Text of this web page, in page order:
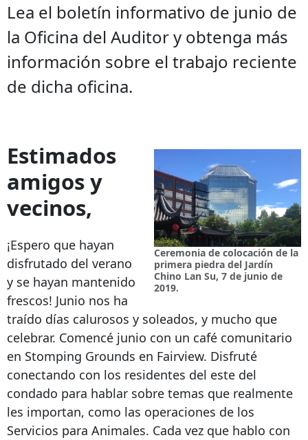
Lea el boletín informativo de junio de
la Oficina del Auditor y obtenga más
información sobre el trabajo reciente
de dicha oficina.
Ceremonia de colocación de la
primera piedra del Jardín
Chino Lan Su, 7 de junio de
2019.
Estimados
amigos y
vecinos,
¡Espero que hayan
disfrutado del verano
y se hayan mantenido
frescos! Junio ​​nos ha
traído días calurosos y soleados, y mucho que
celebrar. Comencé junio con un café comunitario
en Stomping Grounds en Fairview. Disfruté
conectando con los residentes del este del
condado para hablar sobre temas que realmente
les importan, como las operaciones de los
Servicios para Animales. Cada vez que hablo con